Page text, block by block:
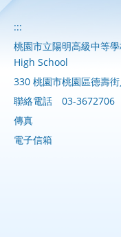
:::
桃園市立陽明高級中等
High School
330 桃園市桃園區德壽
聯絡電話
03-3672706
傳真
電子信箱